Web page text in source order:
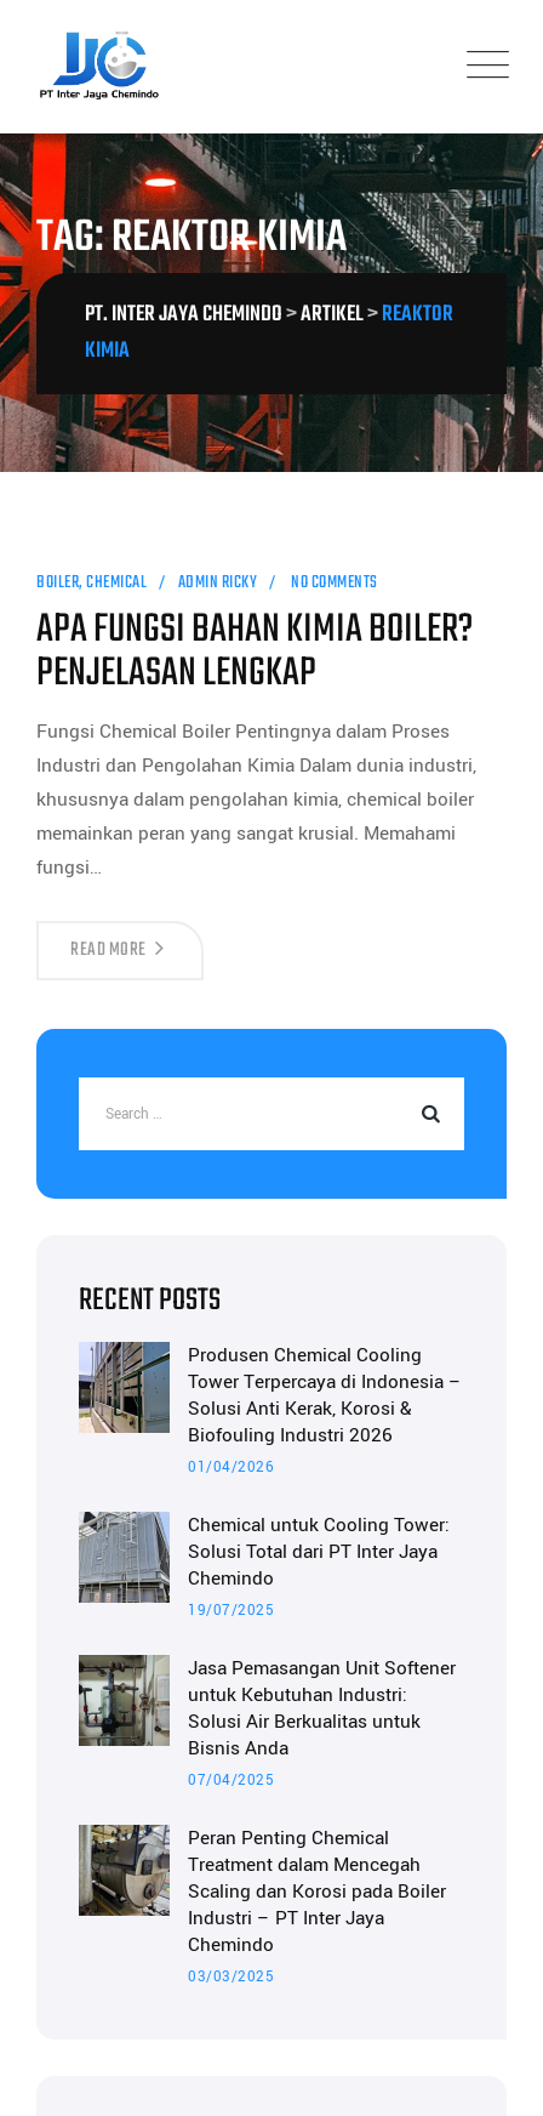
content
TAG: REAKTOR KIMIA
PT. INTER JAYA CHEMINDO>ARTIKEL>REAKTOR
KIMIA
BOILER,CHEMICAL ADMIN RICKY NO COMMENTS
APA FUNGSI BAHAN KIMIA BOILER?
PENJELASAN LENGKAP
Fungsi Chemical Boiler Pentingnya dalam Proses
Industri dan Pengolahan Kimia Dalam dunia industri,
khususnya dalam pengolahan kimia, chemical boiler
memainkan peran yang sangat krusial. Memahami
fungsi…
READ MORE
RECENT POSTS
Produsen Chemical Cooling
Tower Terpercaya di Indonesia –
Solusi Anti Kerak, Korosi &
Biofouling Industri 2026
01/04/2026
Chemical untuk Cooling Tower:
Solusi Total dari PT Inter Jaya
Chemindo
19/07/2025
Jasa Pemasangan Unit Softener
untuk Kebutuhan Industri:
Solusi Air Berkualitas untuk
Bisnis Anda
07/04/2025
Peran Penting Chemical
Treatment dalam Mencegah
Scaling dan Korosi pada Boiler
Industri – PT Inter Jaya
Chemindo
03/03/2025